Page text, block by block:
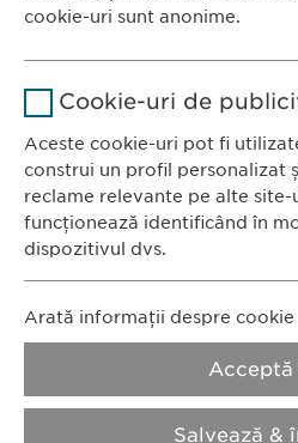
Bulevardul
Tel.: +40 21
Fax: +40 21
confidențialitate
Stochează
cookie-uri sunt anonime.
1 zi
Scop
Nume vuid
Vimeo
Cookie-uri de
Aceste cookie-uri pot fi
construi un profil personalizat
reclame relevante pe alte site-
funcționează identificând în
dispozitivul dvs.
Nume LinkedIn
LinkedIn
Arată informații despre cookie
Salvează &